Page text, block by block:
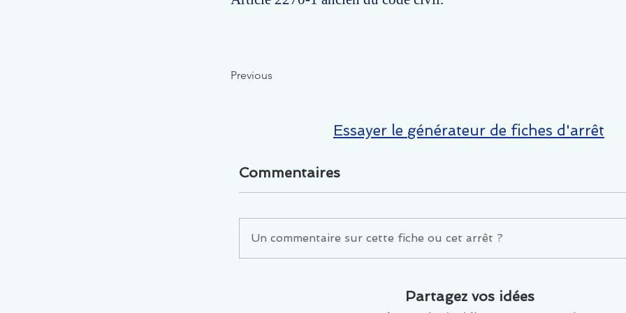
Previous
Essayer le générateur de fiches d'arrêt
Commentaires
Un commentaire sur cette fiche ou cet arrêt ?
Partagez vos idées